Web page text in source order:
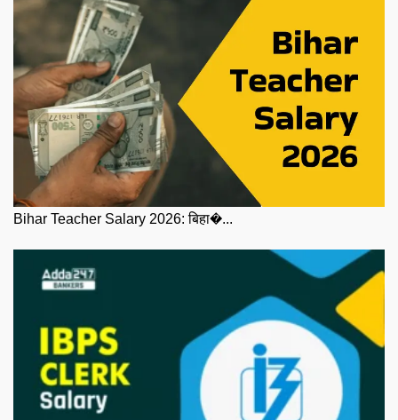
Bihar Teacher Salary 2026: बिहा�...